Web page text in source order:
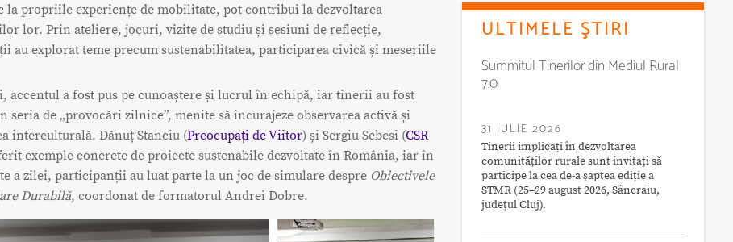
la propriile experiențe de mobilitate, pot contribui la dezvoltarea
lor. Prin ateliere, jocuri, vizite de studiu și sesiuni de reflecție,
au explorat teme precum sustenabilitatea, participarea civică și meseriile
accentul a fost pus pe cunoaștere și lucrul în echipă, iar tinerii au fost
seria de „provocări zilnice”, menite să încurajeze observarea activă și
interculturală. Dănuț Stanciu (Preocupați de Viitor) și Sergiu Sebesi (CSR
exemple concrete de proiecte sustenabile dezvoltate în România, iar în
a zilei, participanții au luat parte la un joc de simulare despre Obiectivele
Durabilă, coordonat de formatorul Andrei Dobre.
ULTIMELE ŞTIRI
Summitul Tinerilor din Mediul Rural
7.0
31 IULIE 2026
Tinerii implicați în dezvoltarea
comunităților rurale sunt invitați să
participe la cea de-a șaptea ediție a
STMR (25–29 august 2026, Sâncraiu,
județul Cluj).